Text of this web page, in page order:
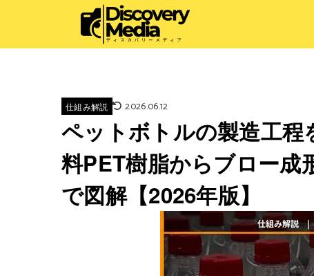
仕組み解説 2026.06.12
ペットボトルの製造工
料PET樹脂からブロー成
で図解【2026年版】